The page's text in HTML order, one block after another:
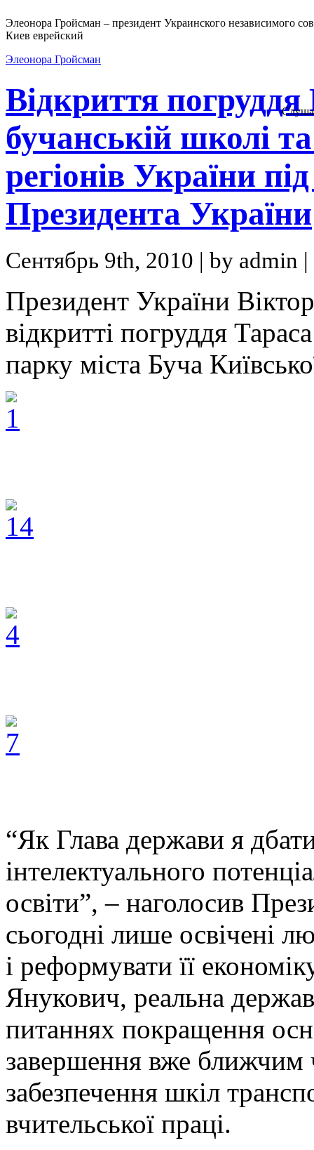
Элеонора Гройсман – президент Украинского независимого
Киев еврейский
Элеонора Гройсман
Відкриття
бучанській школі
регіонів України
Президента України
Сентябрь 9th, 2010 | by admin |
Президент України
відкритті погруддя
парку міста Буча
“Як Глава держави я
інтелектуального
освіти”, – наголосив
сьогодні лише освічені
і реформувати її
Янукович, реальна
питаннях покращення
завершення вже ближчим
забезпечення шкіл
вчительської праці.